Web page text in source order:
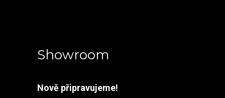
Showroom
Nově připravujeme!